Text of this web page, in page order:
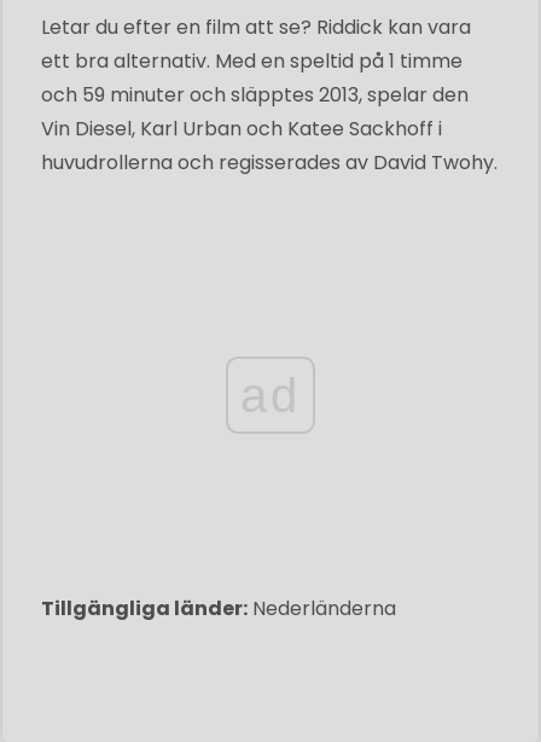
Letar du efter en film att se? Riddick kan vara
ett bra alternativ. Med en speltid på 1 timme
och 59 minuter och släpptes 2013, spelar den
Vin Diesel, Karl Urban och Katee Sackhoff i
huvudrollerna och regisserades av David Twohy.
ad
Tillgängliga länder: Nederländerna